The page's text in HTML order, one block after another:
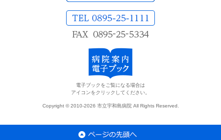
電子ブックをご覧になる場合は
アイコンをクリックしてください。
Copyright © 2010-2026 市立宇和島病院 All Rights Reserved.